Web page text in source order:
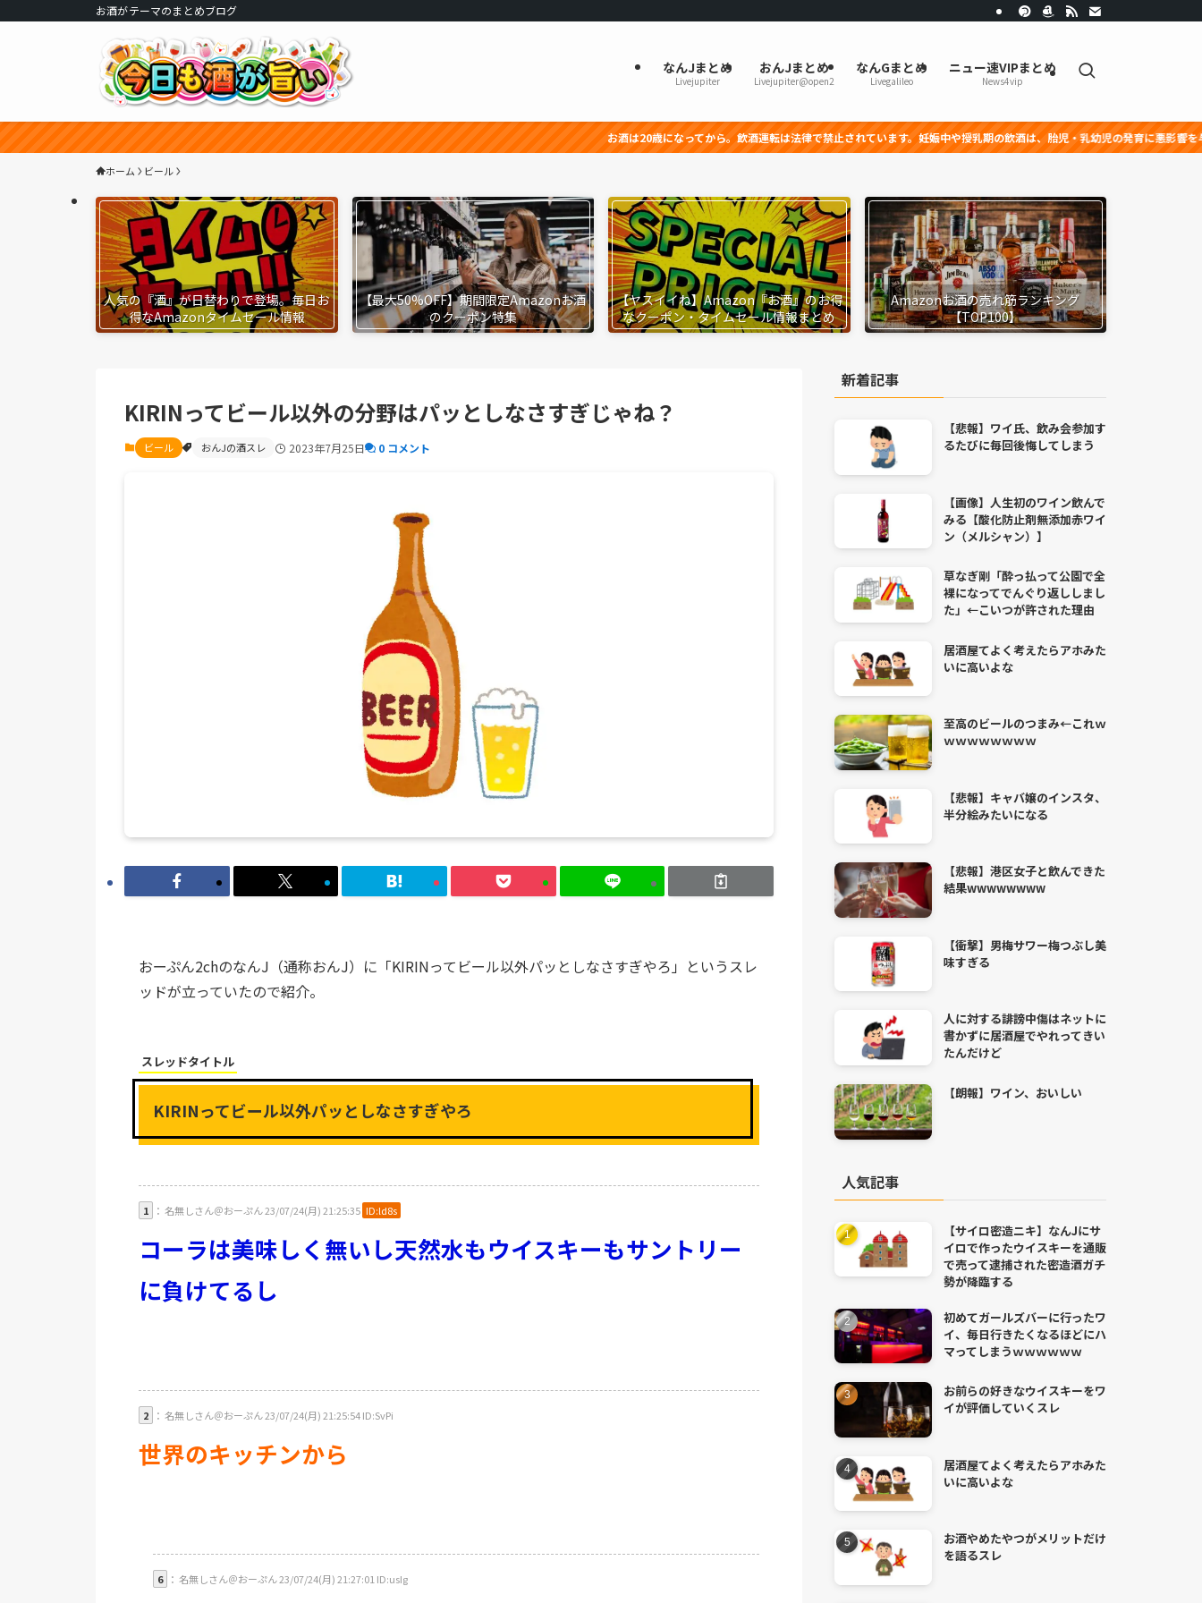
お酒がテーマのまとめブログ
なんJまとめ
Livejupiter
おんJまとめ
Livejupiter@open2
なんGまとめ
Livegalileo
ニュー速VIPまとめ
News4vip
お酒は20歳になってから。飲酒運転は法律で禁止されています。妊娠中や授乳期の飲酒は、胎児・乳幼児の発育に悪影響を与える恐れがあります
ホーム ビール
人気の『酒』が日替わりで登場。毎日お
得なAmazonタイムセール情報
【最大50%OFF】期間限定Amazonお酒
のクーポン特集
【ヤスイイね】Amazon『お酒』のお得
なクーポン・タイムセール情報まとめ
Amazonお酒の売れ筋ランキング
【TOP100】
KIRINってビール以外の分野はパッとしなさすぎじゃね？
ビール おんJの酒スレ 2023年7月25日 0 コメント
おーぷん2chのなんJ（通称おんJ）に「KIRINってビール以外パッとしなさすぎやろ」というスレ
ッドが立っていたので紹介。
スレッドタイトル
KIRINってビール以外パッとしなさすぎやろ
1 ： 名無しさん＠おーぷん 23/07/24(月) 21:25:35 ID:ld8s
コーラは美味しく無いし天然水もウイスキーもサントリー
に負けてるし
2 ： 名無しさん＠おーぷん 23/07/24(月) 21:25:54 ID:SvPi
世界のキッチンから
6 ： 名無しさん＠おーぷん 23/07/24(月) 21:27:01 ID:usIg
新着記事
【悲報】ワイ氏、飲み会参加す
るたびに毎回後悔してしまう
【画像】人生初のワイン飲んで
みる【酸化防止剤無添加赤ワイ
ン（メルシャン）】
草なぎ剛「酔っ払って公園で全
裸になってでんぐり返ししまし
た」←こいつが許された理由
居酒屋てよく考えたらアホみた
いに高いよな
至高のビールのつまみ←これｗ
ｗｗｗｗｗｗｗｗ
【悲報】キャバ嬢のインスタ、
半分絵みたいになる
【悲報】港区女子と飲んできた
結果wwwwwwww
【衝撃】男梅サワー梅つぶし美
味すぎる
人に対する誹謗中傷はネットに
書かずに居酒屋でやれってきい
たんだけど
【朗報】ワイン、おいしい
人気記事
【サイロ密造ニキ】なんJにサ
イロで作ったウイスキーを通販
で売って逮捕された密造酒ガチ
勢が降臨する
初めてガールズバーに行ったワ
イ、毎日行きたくなるほどにハ
マってしまうｗｗｗｗｗｗ
お前らの好きなウイスキーをワ
イが評価していくスレ
居酒屋てよく考えたらアホみた
いに高いよな
お酒やめたやつがメリットだけ
を語るスレ